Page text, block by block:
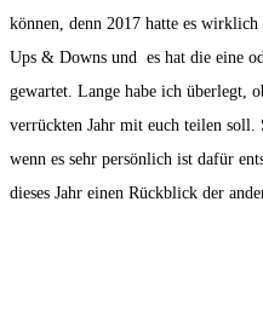
können, denn 2017 hatte es
Ups & Downs und es hat die eine
gewartet. Lange habe ich überlegt,
verrückten Jahr mit euch teilen soll.
wenn es sehr persönlich ist dafür
dieses Jahr einen Rückblick der